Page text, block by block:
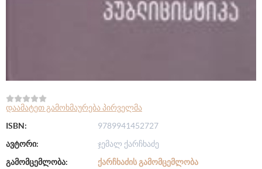
დაამატეთ გამოხმაურება პირველმა
ISBN:
9789941452727
ავტორი:
ჯემალ ქარჩხაძე
გამომცემლობა:
ᲥᲐᲠᲩᲮᲐᲫᲘᲡ ᲒᲐᲛᲝᲛᲪᲔᲛᲚᲝᲑᲐ